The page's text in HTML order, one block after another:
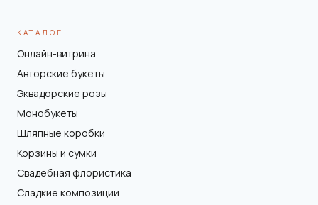
КАТАЛОГ
Онлайн-витрина
Авторские букеты
Эквадорские розы
Монобукеты
Шляпные коробки
Корзины и сумки
Свадебная флористика
Сладкие композиции